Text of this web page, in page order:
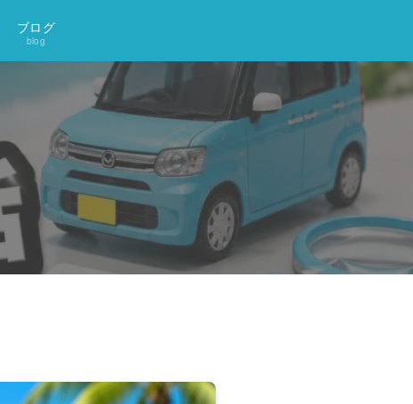
ブログ
blog